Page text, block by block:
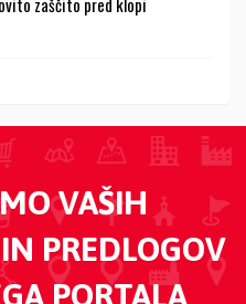
VAŠIH
PREDLOGOV
PORTALA